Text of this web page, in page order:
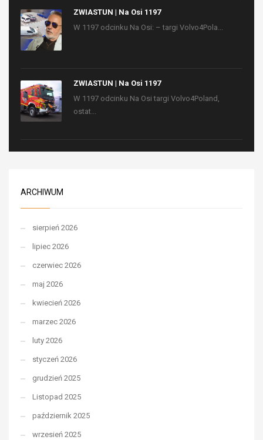
ZWIASTUN | Na Osi 1197
W 1197 odcinku Na Osi: – targi Volvo4Pola...
ZWIASTUN | Na Osi 1197
W 1197 odcinku Na Osi targi Volvo4Poland,
ostat...
ARCHIWUM
sierpień 2026
lipiec 2026
czerwiec 2026
maj 2026
kwiecień 2026
marzec 2026
luty 2026
styczeń 2026
grudzień 2025
Listopad 2025
październik 2025
wrzesień 2025